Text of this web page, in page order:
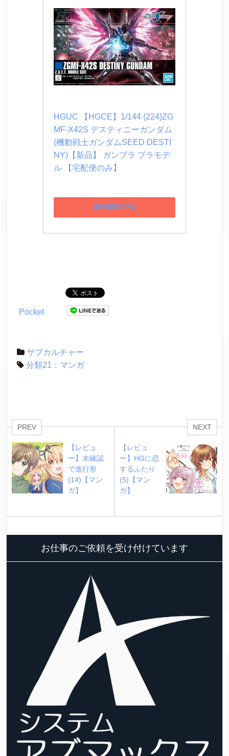
HGUC 【HGCE】1/144 (224)ZG
MF-X42S デスティニーガンダム
(機動戦士ガンダムSEED DESTI
NY)【新品】 ガンプラ プラモデ
ル 【宅配便のみ】
楽天市場で見る
Pocket
サブカルチャー
分類21：マンガ
PREV
【レビュ
ー】未確認
で進行形
(14)【マン
ガ】
NEXT
【レビュ
ー】HGに恋
するふたり
(5)【マン
ガ】
お仕事のご依頼を受け付けています